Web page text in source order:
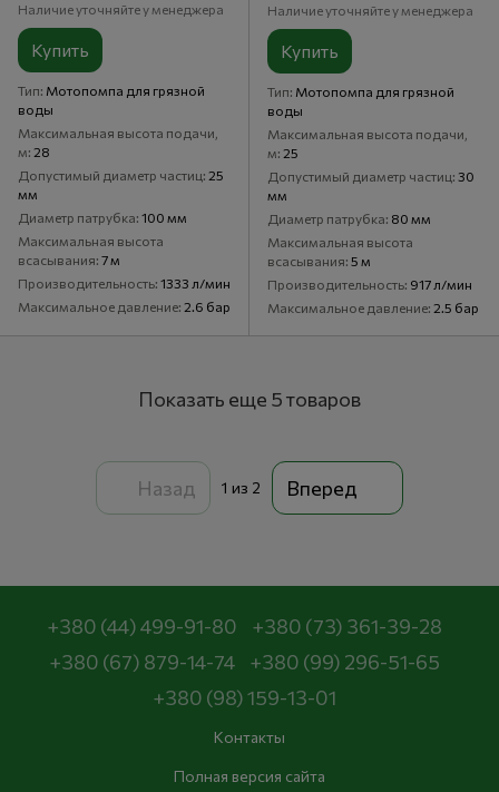
Наличие уточняйте у менеджера
Купить
Тип Мотопомпа для грязной
воды
Максимальная высота подачи,
м 28
Допустимый диаметр частиц 25
мм
Диаметр патрубка 100 мм
Максимальная высота
всасывания 7 м
Производительность 1333 л/мин
Максимальное давление 2.6 бар
Наличие уточняйте у менеджера
Купить
Тип Мотопомпа для грязной
воды
Максимальная высота подачи,
м 25
Допустимый диаметр частиц 30
мм
Диаметр патрубка 80 мм
Максимальная высота
всасывания 5 м
Производительность 917 л/мин
Максимальное давление 2.5 бар
Показать еще 5 товаров
Назад 1 из 2 Вперед
+380 (44) 499-91-80
+380 (73) 361-39-28
+380 (67) 879-14-74
+380 (99) 296-51-65
+380 (98) 159-13-01
Контакты
Полная версия сайта